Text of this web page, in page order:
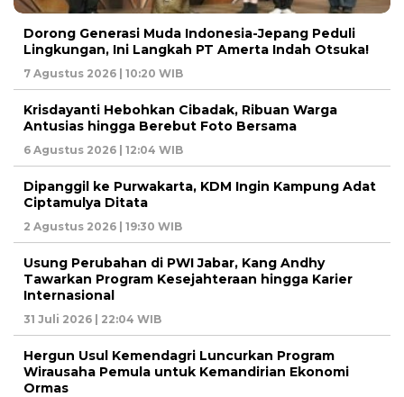
Dorong Generasi Muda Indonesia-Jepang Peduli
Lingkungan, Ini Langkah PT Amerta Indah Otsuka!
7 Agustus 2026 | 10:20 WIB
Krisdayanti Hebohkan Cibadak, Ribuan Warga
Antusias hingga Berebut Foto Bersama
6 Agustus 2026 | 12:04 WIB
Dipanggil ke Purwakarta, KDM Ingin Kampung Adat
Ciptamulya Ditata
2 Agustus 2026 | 19:30 WIB
Usung Perubahan di PWI Jabar, Kang Andhy
Tawarkan Program Kesejahteraan hingga Karier
Internasional
31 Juli 2026 | 22:04 WIB
Hergun Usul Kemendagri Luncurkan Program
Wirausaha Pemula untuk Kemandirian Ekonomi
Ormas